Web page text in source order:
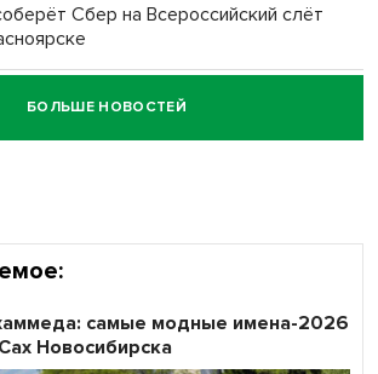
Сбер на Всероссийский слёт
обеспечит
ЕДГ в Новосибирской
БОЛЬШЕ НОВОСТЕЙ
самые модные имена-2026
Новосибирска